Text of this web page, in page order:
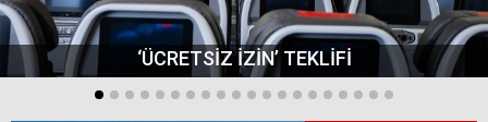
‘ÜCRETSİZ İZİN’ TEKLİFİ